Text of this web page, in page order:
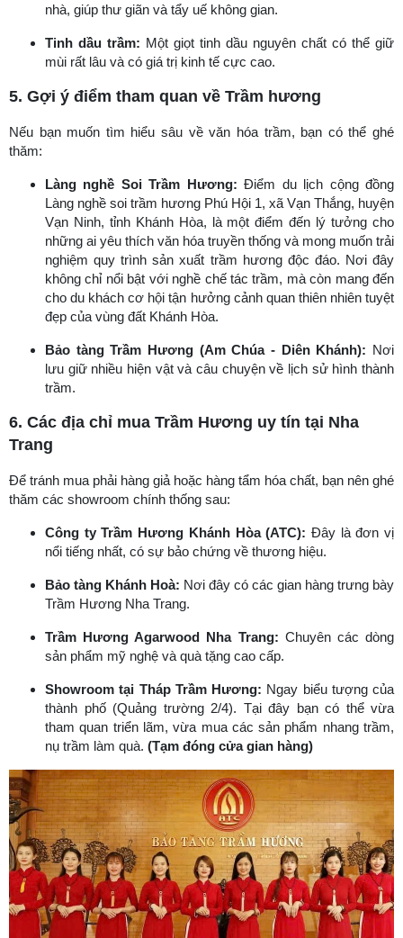
nhà, giúp thư giãn và tẩy uế không gian.
Tinh dầu trầm: Một giọt tinh dầu nguyên chất có thể giữ
mùi rất lâu và có giá trị kinh tế cực cao.
5. Gợi ý điểm tham quan về Trầm hương
Nếu bạn muốn tìm hiểu sâu về văn hóa trầm, bạn có thể ghé
thăm:
Làng nghề Soi Trầm Hương: Điểm du lịch cộng đồng
Làng nghề soi trầm hương Phú Hội 1, xã Vạn Thắng, huyện
Vạn Ninh, tỉnh Khánh Hòa, là một điểm đến lý tưởng cho
những ai yêu thích văn hóa truyền thống và mong muốn trải
nghiệm quy trình sản xuất trầm hương độc đáo. Nơi đây
không chỉ nổi bật với nghề chế tác trầm, mà còn mang đến
cho du khách cơ hội tận hưởng cảnh quan thiên nhiên tuyệt
đẹp của vùng đất Khánh Hòa.
Bảo tàng Trầm Hương (Am Chúa - Diên Khánh): Nơi
lưu giữ nhiều hiện vật và câu chuyện về lịch sử hình thành
trầm.
6. Các địa chỉ mua Trầm Hương uy tín tại Nha
Trang
Để tránh mua phải hàng giả hoặc hàng tẩm hóa chất, bạn nên ghé
thăm các showroom chính thống sau:
Công ty Trầm Hương Khánh Hòa (ATC): Đây là đơn vị
nổi tiếng nhất, có sự bảo chứng về thương hiệu.
Bảo tàng Khánh Hoà: Nơi đây có các gian hàng trưng bày
Trầm Hương Nha Trang.
Trầm Hương Agarwood Nha Trang: Chuyên các dòng
sản phẩm mỹ nghệ và quà tặng cao cấp.
Showroom tại Tháp Trầm Hương: Ngay biểu tượng của
thành phố (Quảng trường 2/4). Tại đây bạn có thể vừa
tham quan triển lãm, vừa mua các sản phẩm nhang trầm,
nụ trầm làm quà. (Tạm đóng cửa gian hàng)